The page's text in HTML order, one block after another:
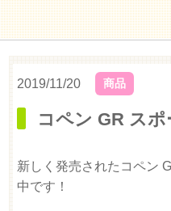
2019/11/20 商品
コペン GR ス
新しく発売されたコペン
中です！